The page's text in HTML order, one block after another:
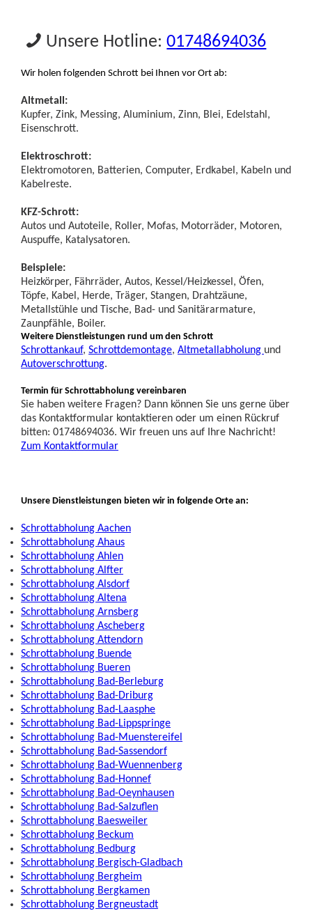
Unsere Hotline:01748694036
Wir holen folgenden Schrott bei Ihnen vor Ort ab:
Altmetall:
Kupfer, Zink, Messing, Aluminium, Zinn, Blei, Edelstahl,
Eisenschrott.
Elektroschrott:
Elektromotoren, Batterien, Computer, Erdkabel, Kabeln und
Kabelreste.
KFZ-Schrott:
Autos und Autoteile, Roller, Mofas, Motorräder, Motoren,
Auspuffe, Katalysatoren.
Beispiele:
Heizkörper, Fährräder, Autos, Kessel/Heizkessel, Öfen,
Töpfe, Kabel, Herde, Träger, Stangen, Drahtzäune,
Metallstühle und Tische, Bad- und Sanitärarmature,
Zaunpfähle, Boiler.
Weitere Dienstleistungen rund um den Schrott
Schrottankauf, Schrottdemontage, Altmetallabholung und
Autoverschrottung.
Termin für Schrottabholung vereinbaren
Sie haben weitere Fragen? Dann können Sie uns gerne über
das Kontaktformular kontaktieren oder um einen Rückruf
bitten: 01748694036. Wir freuen uns auf Ihre Nachricht!
Zum Kontaktformular
Unsere Dienstleistungen bieten wir in folgende Orte an:
Schrottabholung Aachen
Schrottabholung Ahaus
Schrottabholung Ahlen
Schrottabholung Alfter
Schrottabholung Alsdorf
Schrottabholung Altena
Schrottabholung Arnsberg
Schrottabholung Ascheberg
Schrottabholung Attendorn
Schrottabholung Buende
Schrottabholung Bueren
Schrottabholung Bad-Berleburg
Schrottabholung Bad-Driburg
Schrottabholung Bad-Laasphe
Schrottabholung Bad-Lippspringe
Schrottabholung Bad-Muenstereifel
Schrottabholung Bad-Sassendorf
Schrottabholung Bad-Wuennenberg
Schrottabholung Bad-Honnef
Schrottabholung Bad-Oeynhausen
Schrottabholung Bad-Salzuflen
Schrottabholung Baesweiler
Schrottabholung Beckum
Schrottabholung Bedburg
Schrottabholung Bergisch-Gladbach
Schrottabholung Bergheim
Schrottabholung Bergkamen
Schrottabholung Bergneustadt